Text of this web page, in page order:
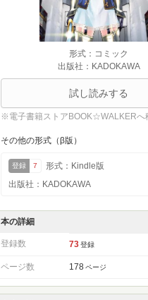
形式：コミック
出版社：KADOKAWA
試し読みする
※電子書籍ストアBOOK☆WALKERへ
その他の形式（β版）
登録 7
形式：Kindle版
出版社：KADOKAWA
本の詳細
登録数 73 登録
ページ数 178 ページ